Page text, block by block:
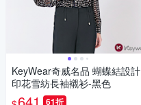
KeyWear奇威名品 蝴蝶結設計
印花雪紡長袖襯衫-黑色
61折